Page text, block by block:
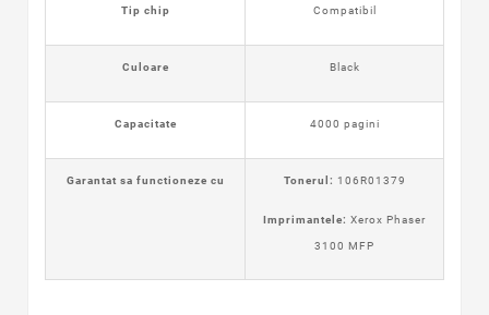
Tip chip Compatibil
Culoare Black
Capacitate 4000 pagini
Garantat sa functioneze cu Tonerul: 106R01379
Imprimantele: Xerox Phaser
3100 MFP